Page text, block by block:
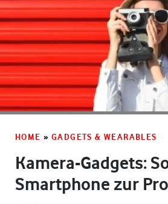
HOME » GADGETS & WEARABLES
Kamera-Gadgets:
Smartphone zur